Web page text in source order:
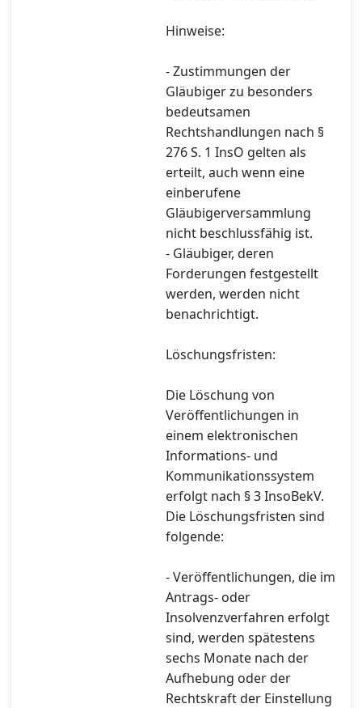
Hinweise:
- Zustimmungen der
Gläubiger zu besonders
bedeutsamen
Rechtshandlungen nach §
276 S. 1 InsO gelten als
erteilt, auch wenn eine
einberufene
Gläubigerversammlung
nicht beschlussfähig ist.
- Gläubiger, deren
Forderungen festgestellt
werden, werden nicht
benachrichtigt.
Löschungsfristen:
Die Löschung von
Veröffentlichungen in
einem elektronischen
Informations- und
Kommunikationssystem
erfolgt nach § 3 InsoBekV.
Die Löschungsfristen sind
folgende:
- Veröffentlichungen, die im
Antrags- oder
Insolvenzverfahren erfolgt
sind, werden spätestens
sechs Monate nach der
Aufhebung oder der
Rechtskraft der Einstellung